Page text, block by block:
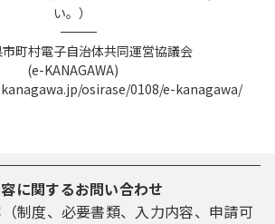
い。）
――――――――――――――――――――――――――――――――――――――――――――――――――
町村電子自治体共同運営協議会
(e-KANAGAWA)
osirase/0108/e-kanagawa/
に関するお問い合わせ
制度、必要書類、入力内容、申請可